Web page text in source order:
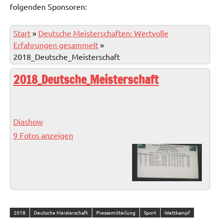
folgenden Sponsoren:
Start » Deutsche Meisterschaften: Wertvolle
Erfahrungen gesammelt »
2018_Deutsche_Meisterschaft
2018_Deutsche_Meisterschaft
Diashow
9 Fotos anzeigen
2018 Deutsche Meisterschaft Pressemitteilung Sport Wettkampf